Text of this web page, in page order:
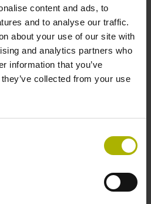
content and ads, to
and to analyse our traffic.
about your use of our site with
and analytics partners who
information that you’ve
collected from your use